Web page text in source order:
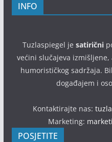
INFO
Tuzlaspiegel je satirični
većini slučajeva
humorističkog sadržaja.
događajem i
Kontaktirajte nas:
Marketing:
POSJETITE